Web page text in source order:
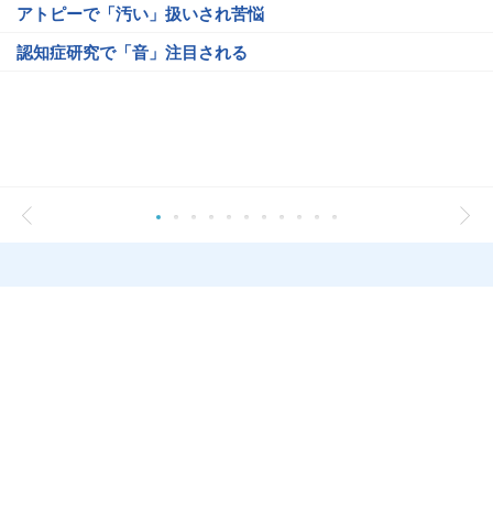
アトピーで「汚い」扱いされ苦悩
認知症研究で「音」注目される